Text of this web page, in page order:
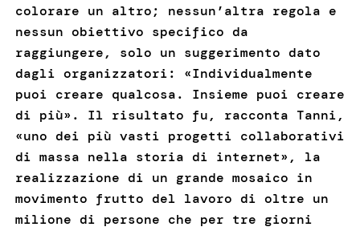
colorare un altro; nessun’altra regola e
nessun obiettivo specifico da
raggiungere, solo un suggerimento dato
dagli organizzatori: «Individualmente
puoi creare qualcosa. Insieme puoi creare
di più». Il risultato fu, racconta Tanni,
«uno dei più vasti progetti collaborativi
di massa nella storia di internet», la
realizzazione di un grande mosaico in
movimento frutto del lavoro di oltre un
milione di persone che per tre giorni